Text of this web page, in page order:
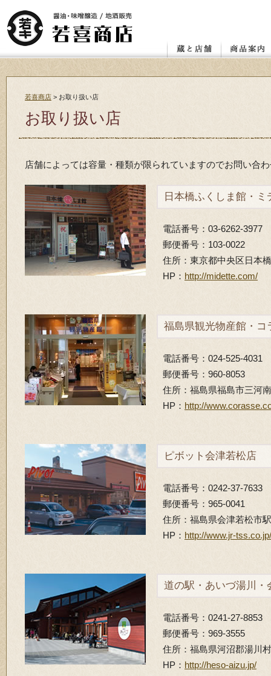
若喜商店 > お取り扱い店
お取り扱い店
店舗によっては容量・種類が限られていますのでお問い合
日本橋ふくしま館・ミ
電話番号：03-6262-3977
郵便番号：103-0022
住所：東京都中央区日本
HP： http://midette.com/
福島県観光物産館・
電話番号：024-525-4031
郵便番号：960-8053
住所：福島県福島市三河
HP： http://
ピボット会津若松店
電話番号：0242-37-7633
郵便番号：965-0041
住所：福島県会津若松市
HP： http://www.jr-
道の駅・あいづ湯川・
電話番号：0241-27-8853
郵便番号：969-3555
住所：福島県河沼郡湯川
HP： http://heso-aizu.jp/